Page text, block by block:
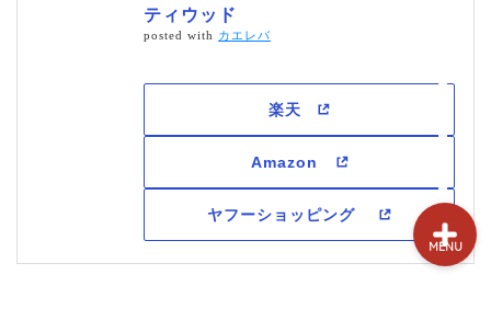
ティウッド
posted with カエレバ
MENU
GPSゴルフナビ
ゴルフショップ